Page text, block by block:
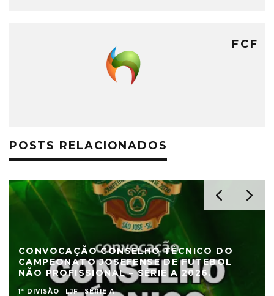
FCF
POSTS RELACIONADOS
CONVOCAÇÃO CONSELHO TÉCNICO DO
CAMPEONATO JOSEFENSE DE FUTEBOL
NÃO PROFISSIONAL – SÉRIE A 2026.
1ª DIVISÃO LJF SÉRIE A